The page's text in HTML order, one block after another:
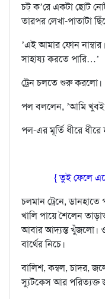
চট্ ক’রে একটা ছোট
তারপর লেখা-পাতাটা
’এই আমার ফোন
সাহায‍্য করতে পারি…’
ট্রেন চলতে শুরু করলো।
পল বললেন, ’আমি খুবই
পল-এর মূর্তি ধীরে ধীরে
{ তুই ফেলে
চলমান ট্রেনে, ডানহাতে
খালি পায়ে শৈলেন
আবার আদ‍্যন্ত খুঁজলো।
বার্থের নিচে।
বালিশ, কম্বল, চাদর,
স‍্যুটকেস আর পরিত‍্যক্ত